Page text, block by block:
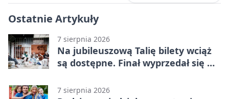
Ostatnie Artykuły
7 sierpnia 2026
Na jubileuszową Talię bilety wciąż
są dostępne. Finał wyprzedał się w
7 sierpnia 2026